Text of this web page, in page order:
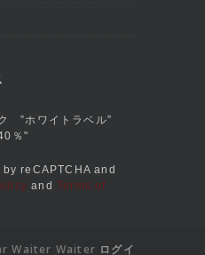
reCAPTCHA and
andTerms of
Waiter Waiter ログイ